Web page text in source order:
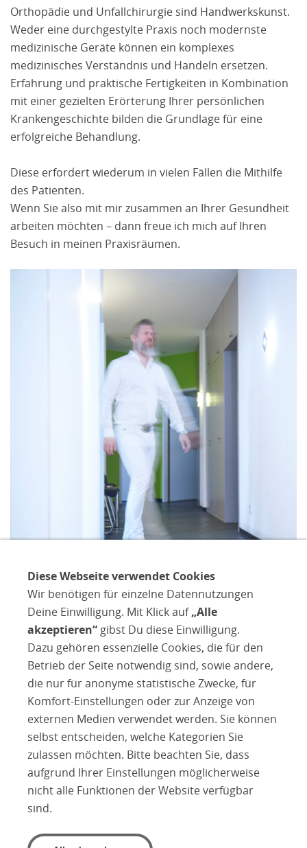
Orthopädie und Unfallchirurgie sind Handwerkskunst.
Weder eine durchgestylte Praxis noch modernste
medizinische Geräte können ein komplexes
medizinisches Verständnis und Handeln ersetzen.
Erfahrung und praktische Fertigkeiten in Kombination
mit einer gezielten Erörterung Ihrer persönlichen
Krankengeschichte bilden die Grundlage für eine
erfolgreiche Behandlung.
Diese erfordert wiederum in vielen Fällen die Mithilfe
des Patienten.
Wenn Sie also mit mir zusammen an Ihrer Gesundheit
arbeiten möchten – dann freue ich mich auf Ihren
Besuch in meinen Praxisräumen.
Orthopädische Praxis
Diese Webseite verwendet Cookies
Wir benötigen für einzelne Datennutzungen
Deine Einwilligung. Mit Klick auf„Alle
akzeptieren“ gibst Du diese Einwilligung.
Dazu gehören essenzielle Cookies, die für den
Betrieb der Seite notwendig sind, sowie andere,
die nur für anonyme statistische Zwecke, für
Komfort-Einstellungen oder zur Anzeige von
externen Medien verwendet werden. Sie können
selbst entscheiden, welche Kategorien Sie
zulassen möchten. Bitte beachten Sie, dass
aufgrund Ihrer Einstellungen möglicherweise
nicht alle Funktionen der Website verfügbar
sind.